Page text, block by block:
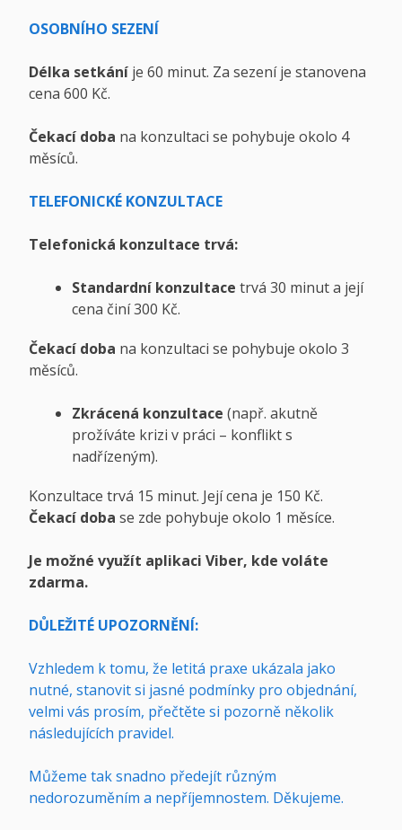
OSOBNÍHO SEZENÍ
Délka setkání je 60 minut. Za sezení je stanovena
cena 600 Kč.
Čekací doba na konzultaci se pohybuje okolo 4
měsíců.
TELEFONICKÉ KONZULTACE
Telefonická konzultace trvá:
Standardní konzultace trvá 30 minut a její
cena činí 300 Kč.
Čekací doba na konzultaci se pohybuje okolo 3
měsíců.
Zkrácená konzultace (např. akutně
prožíváte krizi v práci – konflikt s
nadřízeným).
Konzultace trvá 15 minut. Její cena je 150 Kč.
Čekací doba se zde pohybuje okolo 1 měsíce.
Je možné využít aplikaci Viber, kde voláte
zdarma.
DŮLEŽITÉ UPOZORNĚNÍ:
Vzhledem k tomu, že letitá praxe ukázala jako
nutné, stanovit si jasné podmínky pro objednání,
velmi vás prosím, přečtěte si pozorně několik
následujících pravidel.
Můžeme tak snadno předejít různým
nedorozuměním a nepříjemnostem. Děkujeme.